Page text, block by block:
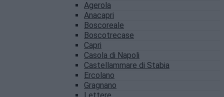
Agerola
Anacapri
Boscoreale
Boscotrecase
Capri
Casola di Napoli
Castellammare di Stabia
Ercolano
Gragnano